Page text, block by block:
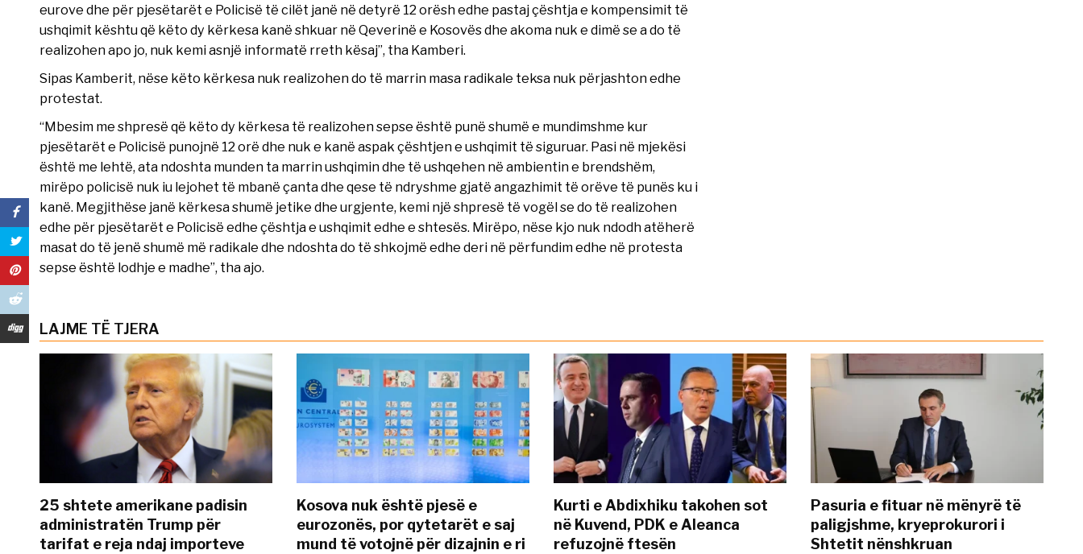
eurove dhe për pjesëtarët e Policisë të cilët janë në detyrë 12 orësh edhe pastaj çështja e kompensimit të
ushqimit kështu që këto dy kërkesa kanë shkuar në Qeverinë e Kosovës dhe akoma nuk e dimë se a do të
realizohen apo jo, nuk kemi asnjë informatë rreth kësaj”, tha Kamberi.
Sipas Kamberit, nëse këto kërkesa nuk realizohen do të marrin masa radikale teksa nuk përjashton edhe
protestat.
“Mbesim me shpresë që këto dy kërkesa të realizohen sepse është punë shumë e mundimshme kur
pjesëtarët e Policisë punojnë 12 orë dhe nuk e kanë aspak çështjen e ushqimit të siguruar. Pasi në mjekësi
është me lehtë, ata ndoshta munden ta marrin ushqimin dhe të ushqehen në ambientin e brendshëm,
mirëpo policisë nuk iu lejohet të mbanë çanta dhe qese të ndryshme gjatë angazhimit të orëve të punës ku i
kanë. Megjithëse janë kërkesa shumë jetike dhe urgjente, kemi një shpresë të vogël se do të realizohen
edhe për pjesëtarët e Policisë edhe çështja e ushqimit edhe e shtesës. Mirëpo, nëse kjo nuk ndodh atëherë
masat do të jenë shumë më radikale dhe ndoshta do të shkojmë edhe deri në përfundim edhe në protesta
sepse është lodhje e madhe”, tha ajo.
LAJME TË TJERA
25 shtete amerikane padisin
administratën Trump për
tarifat e reja ndaj importeve
Kosova nuk është pjesë e
eurozonës, por qytetarët e saj
mund të votojnë për dizajnin e ri
Kurti e Abdixhiku takohen sot
në Kuvend, PDK e Aleanca
refuzojnë ftesën
Pasuria e fituar në mënyrë të
paligjshme, kryeprokurori i
Shtetit nënshkruan